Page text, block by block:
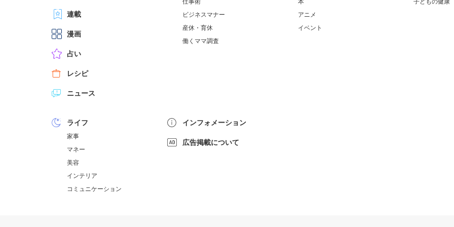
連載
漫画
占い
レシピ
ニュース
仕事術
ビジネスマナー
産休・育休
働くママ調査
本
アニメ
イベント
子どもの健康
ライフ
家事
マネー
美容
インテリア
コミュニケーション
インフォメーション
広告掲載について